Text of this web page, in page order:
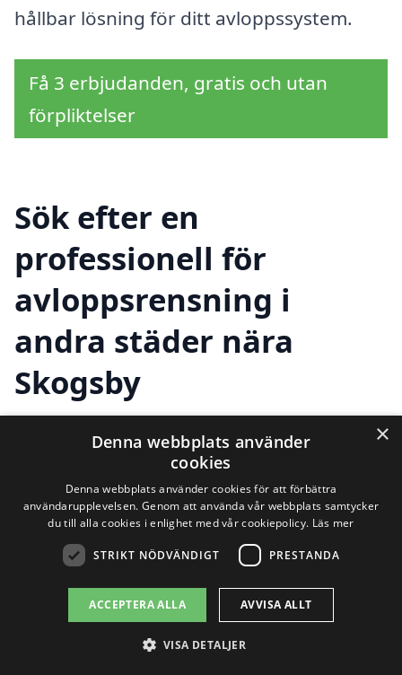
hållbar lösning för ditt avloppssystem.
Få 3 erbjudanden, gratis och utan
förpliktelser
Sök efter en
professionell för
avloppsrensning i
andra städer nära
Skogsby
Att hitta ett pålitligt företag för
avloppsrensning i Skogsby kan ibland
kännas överväldigande. Lyckligtvis finns
det flera alternativ i närbelägna städer
som kan hjälpa dig med dina behov.
Oavsett om det handlar om att rensa ett
avlopp, inspektera avloppet eller utföra
×
Denna webbplats använder
cookies
Denna webbplats använder cookies för att förbättra
användarupplevelsen. Genom att använda vår webbplats samtycker
du till alla cookies i enlighet med vår cookiepolicy. Läs mer
STRIKT NÖDVÄNDIGT PRESTANDA
ACCEPTERA ALLA AVVISA ALLT
VISA DETALJER